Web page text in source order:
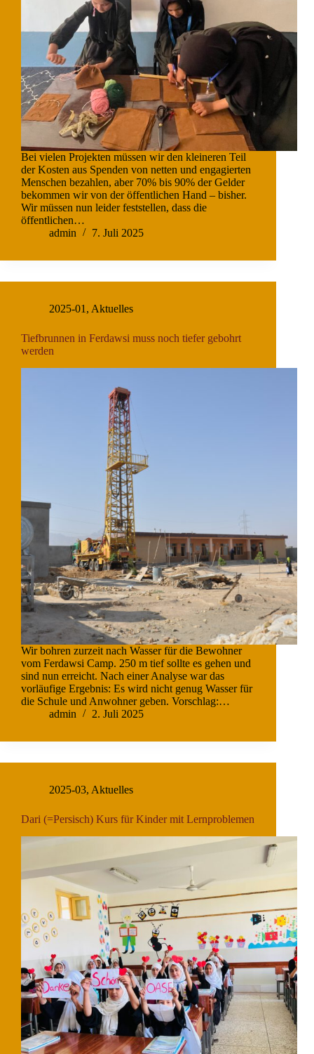
Bei vielen Projekten müssen wir den kleineren Teil
der Kosten aus Spenden von netten und engagierten
Menschen bezahlen, aber 70% bis 90% der Gelder
bekommen wir von der öffentlichen Hand – bisher.
Wir müssen nun leider feststellen, dass die
öffentlichen…
admin
7. Juli 2025
2025-01 , Aktuelles
Tiefbrunnen in Ferdawsi muss noch tiefer gebohrt
werden
Wir bohren zurzeit nach Wasser für die Bewohner
vom Ferdawsi Camp. 250 m tief sollte es gehen und
sind nun erreicht. Nach einer Analyse war das
vorläufige Ergebnis: Es wird nicht genug Wasser für
die Schule und Anwohner geben. Vorschlag:…
admin
2. Juli 2025
2025-03, Aktuelles
Dari (=Persisch) Kurs für Kinder mit Lernproblemen